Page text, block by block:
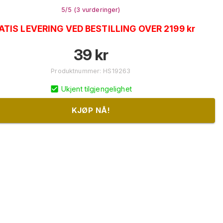
5/5 (3 vurderinger)
LEVERING VED BESTILLING OVER 2199 kr
39 kr
Produktnummer: HS19263
Ukjent tilgjengelighet
KJØP NÅ!